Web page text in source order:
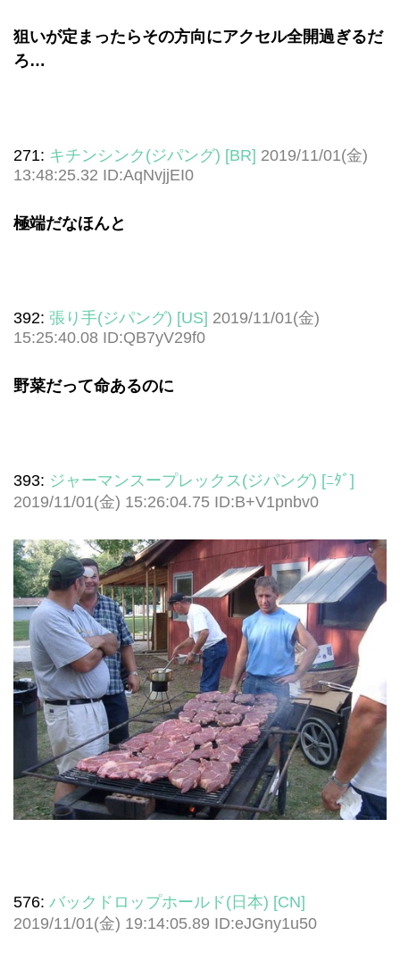
狙いが定まったらその方向にアクセル全開過ぎるだ
ろ…
271: キチンシンク(ジパング) [BR] 2019/11/01(金)
13:48:25.32 ID:AqNvjjEI0
極端だなほんと
392: 張り手(ジパング) [US] 2019/11/01(金)
15:25:40.08 ID:QB7yV29f0
野菜だって命あるのに
393: ジャーマンスープレックス(ジパング) [ﾆﾀﾞ]
2019/11/01(金) 15:26:04.75 ID:B+V1pnbv0
576: バックドロップホールド(日本) [CN]
2019/11/01(金) 19:14:05.89 ID:eJGny1u50